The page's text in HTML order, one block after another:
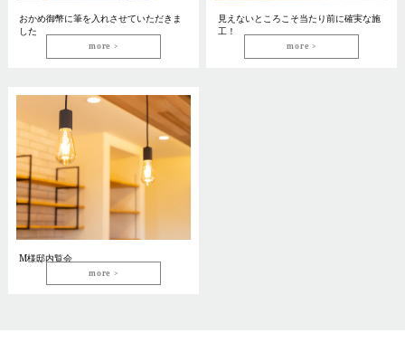
おかめ御幣に筆を入れさせていただきま
した
more
見えないところこそ当たり前に確実な施
工！
more
M様邸内覧会
more